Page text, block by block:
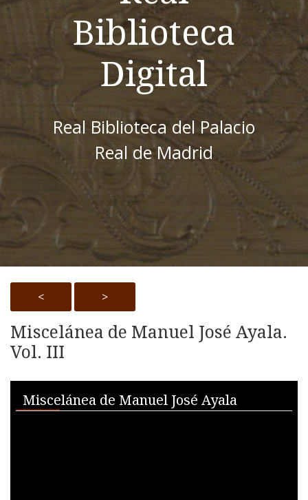
Biblioteca
Digital
Real Biblioteca del Palacio
Real de Madrid
< >
Miscelánea de Manuel José Ayala.
Vol. III
Media Viewer
Miscelánea de Manuel José Ayala